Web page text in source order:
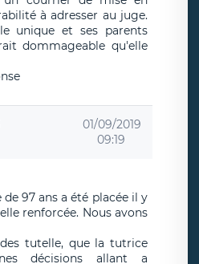
à adresser au juge.
unique et ses parents
dommageable qu'elle
01/09/2019
09:19
97 ans a été placée il y
renforcée. Nous avons
tutelle, que la tutrice
décisions allant a